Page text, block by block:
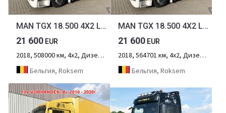
MAN TGX 18.500 4X2 LLS TGX 18.500 4X2 LLS, Retarder, Vollumer
21 600 EUR
2018, 508000 км, 4х2, Дизель, 2-осный
Бельгия, Roksem
MAN TGX 18.500 4X2 LLS TGX 18.500 4X2 LLS, Retarder, Vollumer
21 600 EUR
2018, 564701 км, 4х2, Дизель, 2-осный
Бельгия, Roksem